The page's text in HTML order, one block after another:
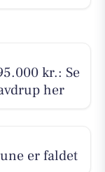
kr.: Se
her
er faldet